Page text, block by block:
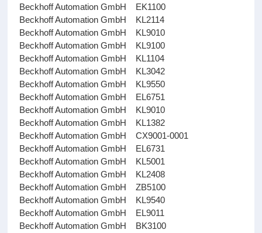
Beckhoff Automation GmbH EK1100
Beckhoff Automation GmbH KL2114
Beckhoff Automation GmbH KL9010
Beckhoff Automation GmbH KL9100
Beckhoff Automation GmbH KL1104
Beckhoff Automation GmbH KL3042
Beckhoff Automation GmbH KL9550
Beckhoff Automation GmbH EL6751
Beckhoff Automation GmbH KL9010
Beckhoff Automation GmbH KL1382
Beckhoff Automation GmbH CX9001-0001
Beckhoff Automation GmbH EL6731
Beckhoff Automation GmbH KL5001
Beckhoff Automation GmbH KL2408
Beckhoff Automation GmbH ZB5100
Beckhoff Automation GmbH KL9540
Beckhoff Automation GmbH EL9011
Beckhoff Automation GmbH BK3100